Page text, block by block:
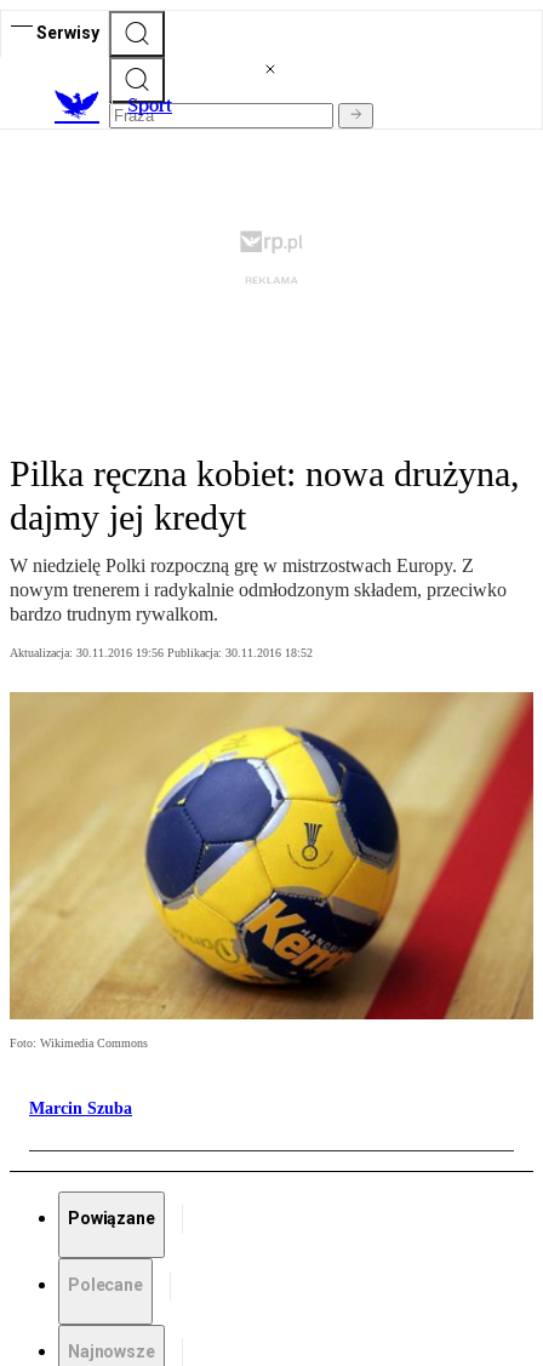
Serwisy
Sport
Pilka ręczna kobiet: nowa drużyna,
dajmy jej kredyt
W niedzielę Polki rozpoczną grę w mistrzostwach Europy. Z
nowym trenerem i radykalnie odmłodzonym składem, przeciwko
bardzo trudnym rywalkom.
Aktualizacja: 30.11.2016 19:56 Publikacja: 30.11.2016 18:52
Foto: Wikimedia Commons
Marcin Szuba
Powiązane
Polecane
Najnowsze